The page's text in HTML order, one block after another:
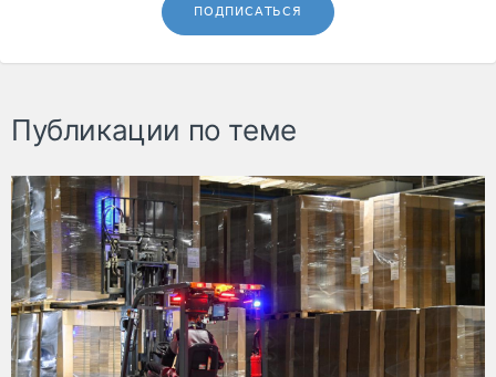
ПОДПИСАТЬСЯ
Публикации по теме